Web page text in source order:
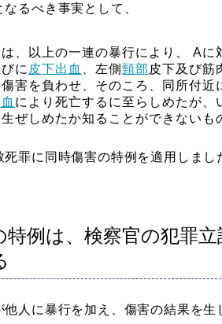
るべき事実として、
、以上の一連の暴行により、 Aに
に 皮下出血 、左側 頸部 皮下及び筋
害を負わせ、そのころ、同所付
により死亡するに至らしめたが
ぜしめたか知ることができないも
罪に同時傷害の特例を適用しまし
特例は、検察官の犯罪
人に暴行を加え、傷害の結果を生